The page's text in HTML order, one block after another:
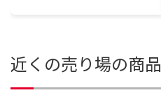
近くの売り場の商品